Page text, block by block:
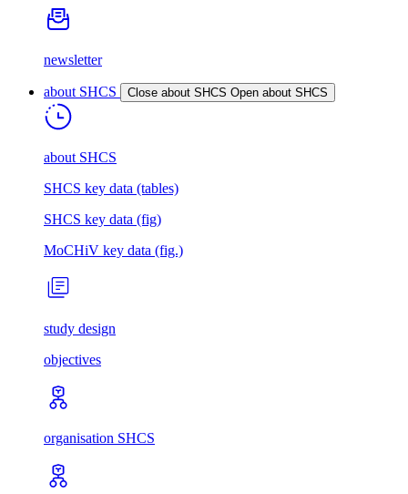
newsletter
about SHCS Close about SHCS Open about SHCS
about SHCS
SHCS key data (tables)
SHCS key data (fig)
MoCHiV key data (fig.)
study design
objectives
organisation SHCS